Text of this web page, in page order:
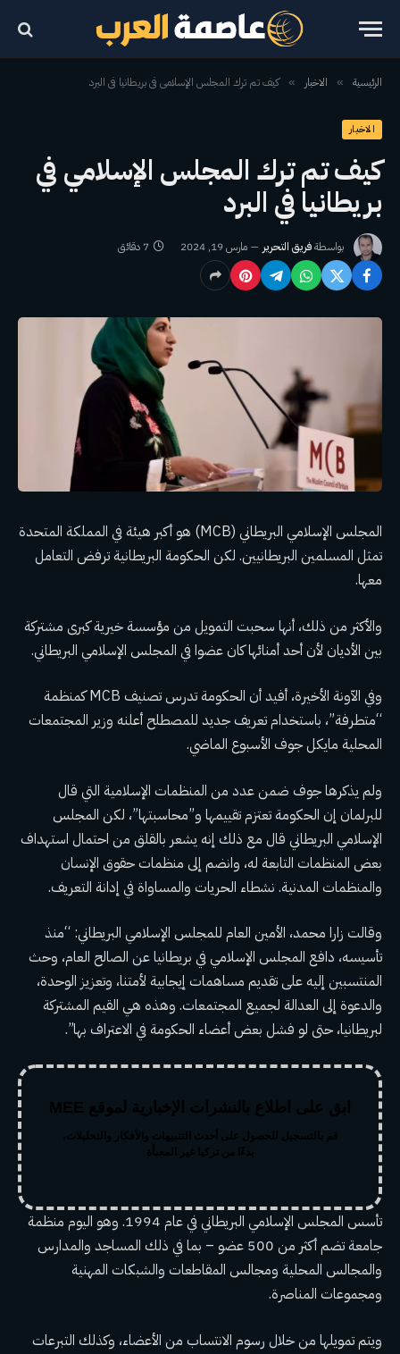
الرئيسية » الاخبار » كيف تم ترك المجلس الإسلامي في بريطانيا في البرد
الاخبار
كيف تم ترك المجلس الإسلامي في
بريطانيا في البرد
بواسطةفريق التحرير مارس 19, 2024 7 دقائق
المجلس الإسلامي البريطاني (MCB) هو أكبر هيئة في المملكة المتحدة
تمثل المسلمين البريطانيين. لكن الحكومة البريطانية ترفض التعامل
معها.
والأكثر من ذلك، أنها سحبت التمويل من مؤسسة خيرية كبرى مشتركة
بين الأديان لأن أحد أمنائها كان عضوا في المجلس الإسلامي البريطاني.
وفي الآونة الأخيرة، أفيد أن الحكومة تدرس تصنيف MCB كمنظمة
“متطرفة”، باستخدام تعريف جديد للمصطلح أعلنه وزير المجتمعات
المحلية مايكل جوف الأسبوع الماضي.
ولم يذكرها جوف ضمن عدد من المنظمات الإسلامية التي قال
للبرلمان إن الحكومة تعتزم تقييمها و”محاسبتها”، لكن المجلس
الإسلامي البريطاني قال مع ذلك إنه يشعر بالقلق من احتمال استهداف
بعض المنظمات التابعة له، وانضم إلى منظمات حقوق الإنسان
والمنظمات المدنية. نشطاء الحريات والمساواة في إدانة التعريف.
وقالت زارا محمد، الأمين العام للمجلس الإسلامي البريطاني: “منذ
تأسيسه، دافع المجلس الإسلامي في بريطانيا عن الصالح العام، وحث
المنتسبين إليه على تقديم مساهمات إيجابية لأمتنا، وتعزيز الوحدة،
والدعوة إلى العدالة لجميع المجتمعات. وهذه هي القيم المشتركة
لبريطانيا، حتى لو فشل بعض أعضاء الحكومة في الاعتراف بها”.
ابق على اطلاع بالنشرات الإخبارية لموقع MEE
قم بالتسجيل للحصول على أحدث التنبيهات والأفكار والتحليلات،
بدءًا من تركيا غير المعبأة
تأسس المجلس الإسلامي البريطاني في عام 1994. وهو اليوم منظمة
جامعة تضم أكثر من 500 عضو – بما في ذلك المساجد والمدارس
والمجالس المحلية ومجالس المقاطعات والشبكات المهنية
ومجموعات المناصرة.
ويتم تمويلها من خلال رسوم الانتساب من الأعضاء، وكذلك التبرعات